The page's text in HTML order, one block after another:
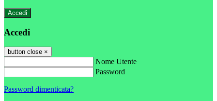
Accedi
Accedi
button close ×
Nome Utente
Password
Password dimenticata?